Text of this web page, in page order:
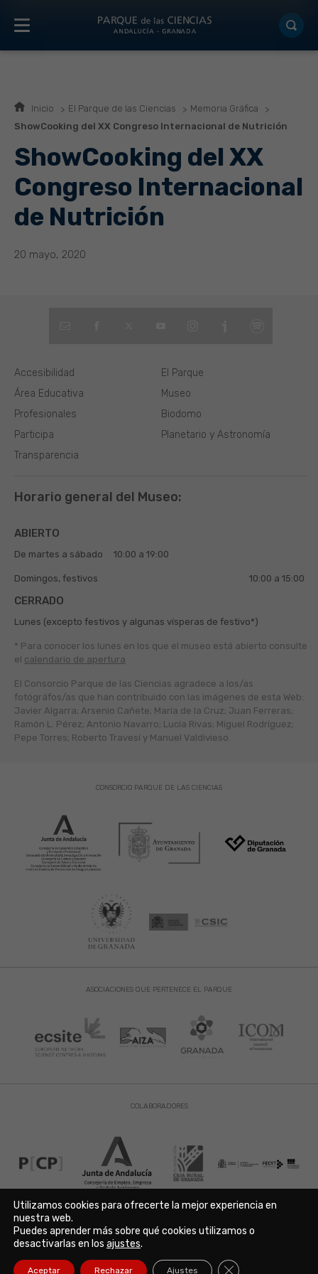
Inicio El Parque de las Ciencias
Memoria Gráfica
ShowCooking del XX Congreso Internacional de Nutrición
ShowCooking del XX
Congreso Internacional
de Nutrición
20 mayo, 2020
El Parque
Museo
Biodomo
Planetario y Astronomía
Área Educativa
Profesionales
Participa
Transparencia
Accesibilidad
Horario general del Museo:
ABIERTO
De martes a sábado 10:00 a 19:00
Domingos, festivos 10:00 a 15:00
CERRADO
Lunes (excepto festivos y algunas vísperas de festivo*)
* Para conocer los lunes en los que el museo está abierto consulte
el calendario de apertura
El Consorcio Parque de las Ciencias agradece a los/as
fotógráfos/as que han contribuido con las imágenes de esta Web:
Javier Algarra; Arsenio Cañete; María de la Cruz; Juan Ferreras;
Ramón L. Pérez; Antonio Navarro; Lucía Rivas; Miguel Rodríguez;
Pepe Torres; Roberto Travesí y Manuel Valdivieso.
ASOCIACIONES QUE PERTENECE EL PARQUE
CONSORCIO PARQUE DE LAS CIENCIAS
COLABORADORES
Aviso Legal | Política de Privacidad | Política de Cookies
Copyright © 2021. Parque de las Ciencias. Avda. de la Ciencia s/n
18006 Granada. España. Telf.: 958 131 900. Todos los derechos
Utilizamos cookies para ofrecerte la mejor experiencia en
nuestra web.
Puedes aprender más sobre qué cookies utilizamos o
desactivarlas en los ajustes.
Aceptar Rechazar Ajustes Cerrar el banner de